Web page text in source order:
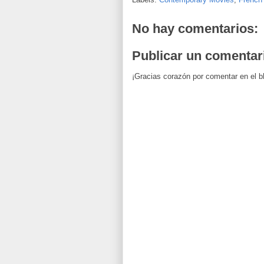
No hay comentarios:
Publicar un
¡Gracias corazón por comentar en el